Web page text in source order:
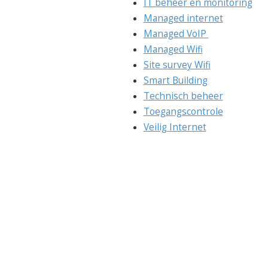
Managed internet
Managed VoIP
Managed Wifi
Site survey Wifi
Smart Building
Technisch beheer
Toegangscontrole
Veilig Internet